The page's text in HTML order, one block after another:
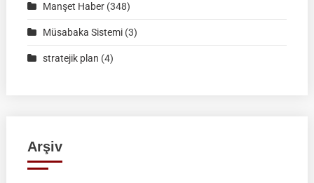
Manşet Haber(348)
Müsabaka Sistemi(3)
stratejik plan (4)
Arşiv